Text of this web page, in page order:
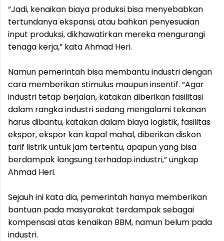
“Jadi, kenaikan biaya produksi bisa menyebabkan
tertundanya ekspansi, atau bahkan penyesuaian
input produksi, dikhawatirkan mereka mengurangi
tenaga kerja,” kata Ahmad Heri.
Namun pemerintah bisa membantu industri dengan
cara memberikan stimulus maupun insentif. “Agar
industri tetap berjalan, katakan diberikan fasilitasi
dalam rangka industri sedang mengalami tekanan
harus dibantu, katakan dalam biaya logistik, fasilitas
ekspor, ekspor kan kapal mahal, diberikan diskon
tarif listrik untuk jam tertentu, apapun yang bisa
berdampak langsung terhadap industri,” ungkap
Ahmad Heri.
Sejauh ini kata dia, pemerintah hanya memberikan
bantuan pada masyarakat terdampak sebagai
kompensasi atas kenaikan BBM, namun belum pada
industri.